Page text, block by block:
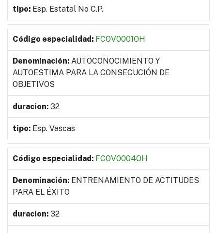
Esp. Estatal No C.P.
FCOV0001OH
AUTOCONOCIMIENTO Y
AUTOESTIMA PARA LA CONSECUCIÓN DE
OBJETIVOS
32
Esp. Vascas
FCOV0004OH
ENTRENAMIENTO DE ACTITUDES
PARA EL ÉXITO
32